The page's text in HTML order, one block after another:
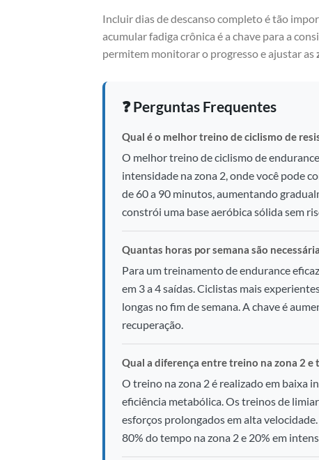
Incluir dias de descanso completo é tão
acumular fadiga crônica é a chave para a
permitem monitorar o progresso e ajustar as
❓ Perguntas Frequentes
Qual é o melhor treino de ciclismo de
O melhor treino de ciclismo de
intensidade na zona 2, onde você pode
de 60 a 90 minutos, aumentando
constrói uma base aeróbica sólida sem
Quantas horas por semana são
Para um treinamento de endurance
em 3 a 4 saídas. Ciclistas mais
longas no fim de semana. A chave é
recuperação.
Qual a diferença entre treino na zona 2
O treino na zona 2 é realizado em baixa
eficiência metabólica. Os treinos de
esforços prolongados em alta
80% do tempo na zona 2 e 20% em